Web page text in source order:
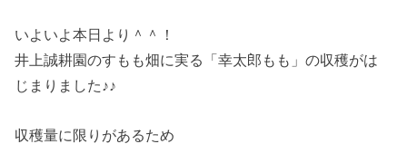
いよいよ本日より＾＾！
井上誠耕園のすもも畑に実る「幸太郎もも」の収穫がは
じまりました♪♪
収穫量に限りがあるため